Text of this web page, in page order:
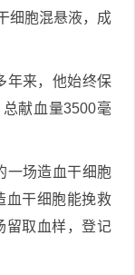
细胞混悬液，成
年来，他始终保
献血量3500毫
一场造血干细胞
血干细胞能挽救
留取血样，登记